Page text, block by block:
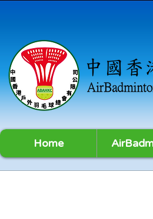
Home